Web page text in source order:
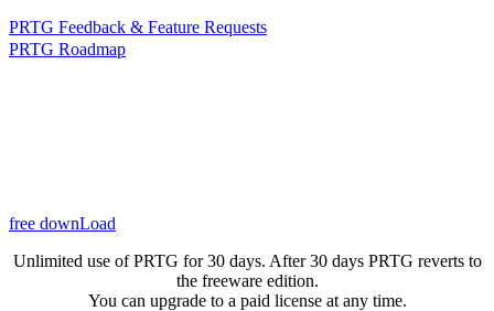
PRTG Feedback & Feature Requests
PRTG Roadmap
free downLoad
Unlimited use of PRTG for 30 days. After 30 days PRTG reverts to
the freeware edition.
You can upgrade to a paid license at any time.